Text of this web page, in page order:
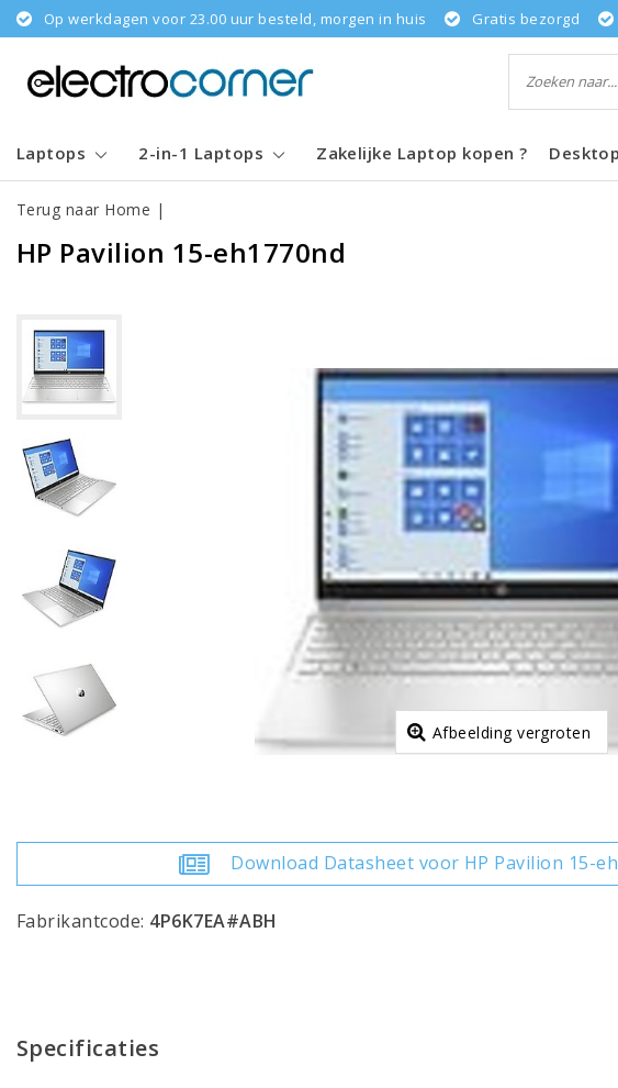
Op werkdagen voor 23.00 uur besteld, morgen in huis Gratis bezorgd
Laptops 2-in-1 Laptops Zakelijke Laptop kopen ?
Terug naar Home |
HP Pavilion 15-eh1770nd
Afbeelding vergroten
Download Datasheet voor HP Pavilion 15-
Fabrikantcode: 4P6K7EA#ABH
Specificaties